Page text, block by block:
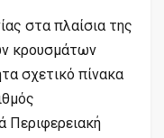
στα πλαίσια της
κρουσμάτων
σχετικό πίνακα
Περιφερειακή